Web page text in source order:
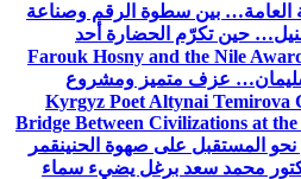
العامة… بين سطوة الرقم وصناعة
حين تكرّم الحضارة أحد
Farouk Hosny and the Nile
عزف متميز ومشروع
Kyrgyz Poet Altynai Temirova
Bridge Between Civilizations at
المستقبل على صهوة الحنينقمر
محمد سعد برغل يضيء سماء